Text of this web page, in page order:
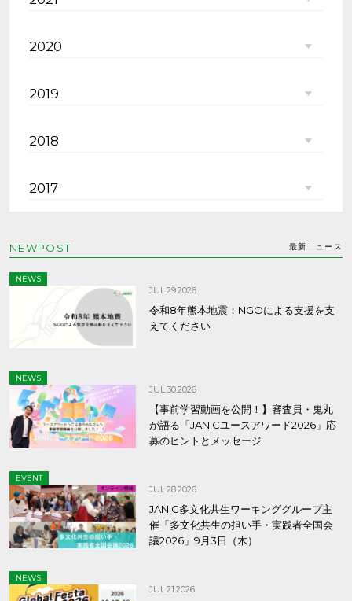
2020
2019
2018
2017
NEWPOST 最新ニュース
NEWS
JUL.29.2026
令和8年熊本地震：NGOによる支援を支
えてください
NEWS
JUL.30.2026
【事前学習動画を公開！】審査員・鬼丸
が語る「JANICユースアワード2026」応
募のヒントとメッセージ
EVENT
JUL.28.2026
JANIC多文化共生ワーキンググループ主
催「多文化共生の担い手・実践者全国会
議2026」9月3日（木）
NEWS
JUL.21.2026